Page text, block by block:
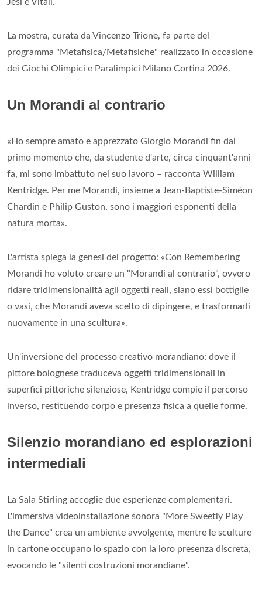
La mostra, curata da Vincenzo Trione, fa parte del
programma "Metafisica/Metafisiche" realizzato in occasione
dei Giochi Olimpici e Paralimpici Milano Cortina 2026.
Un Morandi al contrario
«Ho sempre amato e apprezzato Giorgio Morandi fin dal
primo momento che, da studente d'arte, circa cinquant'anni
fa, mi sono imbattuto nel suo lavoro – racconta William
Kentridge. Per me Morandi, insieme a Jean-Baptiste-Siméon
Chardin e Philip Guston, sono i maggiori esponenti della
natura morta».
L'artista spiega la genesi del progetto: «Con Remembering
Morandi ho voluto creare un "Morandi al contrario", ovvero
ridare tridimensionalità agli oggetti reali, siano essi bottiglie
o vasi, che Morandi aveva scelto di dipingere, e trasformarli
nuovamente in una scultura».
Un'inversione del processo creativo morandiano: dove il
pittore bolognese traduceva oggetti tridimensionali in
superfici pittoriche silenziose, Kentridge compie il percorso
inverso, restituendo corpo e presenza fisica a quelle forme.
Silenzio morandiano ed esplorazioni
intermediali
La Sala Stirling accoglie due esperienze complementari.
L'immersiva videoinstallazione sonora "More Sweetly Play
the Dance" crea un ambiente avvolgente, mentre le sculture
in cartone occupano lo spazio con la loro presenza discreta,
evocando le "silenti costruzioni morandiane".